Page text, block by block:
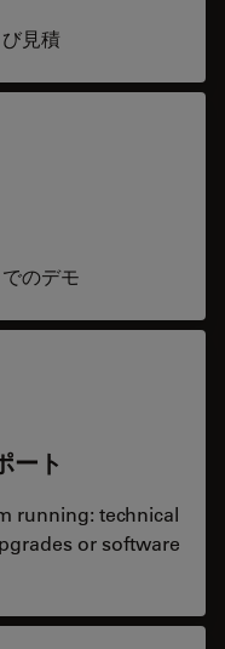
見積
のデモ
ート
running: technical
or software